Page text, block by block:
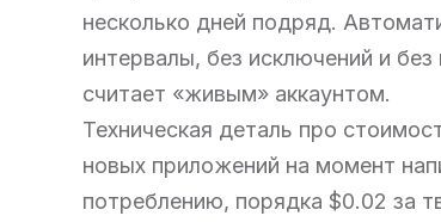
несколько дней подряд.
интервалы, без исключений и
считает «живым» аккаунтом.
Техническая деталь про
новых приложений на момент
потреблению, порядка $0.02 за